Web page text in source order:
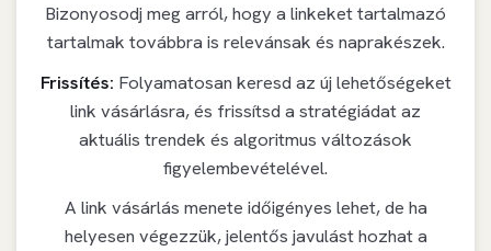
Bizonyosodj meg arról, hogy a linkeket tartalmazó
tartalmak továbbra is relevánsak és naprakészek.
Frissítés: Folyamatosan keresd az új lehetőségeket
link vásárlásra, és frissítsd a stratégiádat az
aktuális trendek és algoritmus változások
figyelembevételével.
A link vásárlás menete időigényes lehet, de ha
helyesen végezzük, jelentős javulást hozhat a